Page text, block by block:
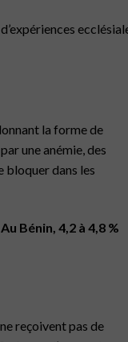
la forme de
une anémie, des
bloquer dans les
Bénin, 4,2 à 4,8 %
reçoivent pas de